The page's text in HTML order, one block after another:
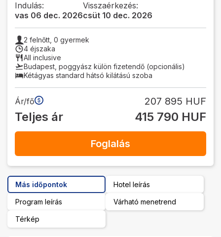
Indulás:
vas 06 dec. 2026
Visszaérkezés:
csüt 10 dec. 2026
2 felnőtt, 0 gyermek
4 éjszaka
All inclusive
Budapest poggyász külön fizetendő (opcionális)
Kétágyas standard hátsó kilátású szoba
Ár/fő 207 895 HUF
Teljes ár 415 790 HUF
Foglalás
Más időpontok Hotel leírás
Program leírás Várható menetrend
Térkép